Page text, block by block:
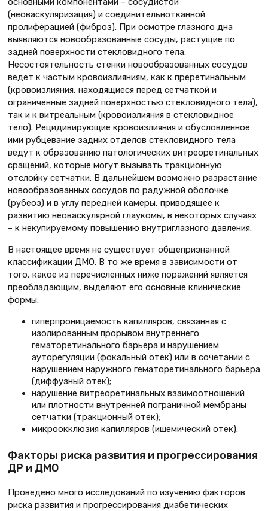
(неоваскуляризация) и соединительнотканной
пролиферацией (фиброз). При осмотре глазного дна
выявляются новообразованные сосуды, растущие по
задней поверхности стекловидного тела.
Несостоятельность стенки новообразованных сосудов
ведет к частым кровоизлияниям, как к преретинальным
(кровоизлияния, находящиеся перед сетчаткой и
ограниченные задней поверхностью стекловидного тела),
так и к витреальным (кровоизлияния в стекловидное
тело). Рецидивирующие кровоизлияния и обусловленное
ими рубцевание задних отделов стекловидного тела
ведут к образованию патологических витреоретинальных
сращений, которые могут вызывать тракционную
отслойку сетчатки. В дальнейшем возможно разрастание
новообразованных сосудов по радужной оболочке
(рубеоз) и в углу передней камеры, приводящее к
развитию неоваскулярной глаукомы, в некоторых случаях
– к некупируемому повышению внутриглазного давления.
В настоящее время не существует общепризнанной
классификации ДМО. В то же время в зависимости от
того, какое из перечисленных ниже поражений является
преобладающим, выделяют его основные клинические
формы:
гиперпроницаемость капилляров, связанная с
изолированным прорывом внутреннего
гематоретинального барьера и нарушением
ауторегуляции (фокальный отек) или в сочетании с
нарушением наружного гематоретинального барьера
(диффузный отек);
нарушение витреоретинальных взаимоотношений
или плотности внутренней пограничной мембраны
сетчатки (тракционный отек);
микроокклюзия капилляров (ишемический отек).
Факторы риска развития и прогрессирования
ДР и ДМО
Проведено много исследований по изучению факторов
риска развития и прогрессирования диабетических